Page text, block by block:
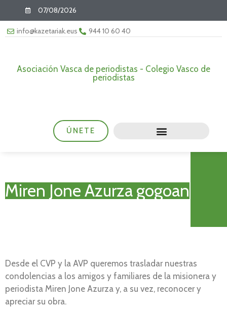
07/08/2026
info@kazetariak.eus 944 10 60 40
Asociación Vasca de periodistas - Colegio Vasco de
periodistas
ÚNETE
Miren Jone Azurza gogoan
Desde el CVP y la AVP queremos trasladar nuestras
condolencias a los amigos y familiares de la misionera y
periodista Miren Jone Azurza y, a su vez, reconocer y
apreciar su obra.